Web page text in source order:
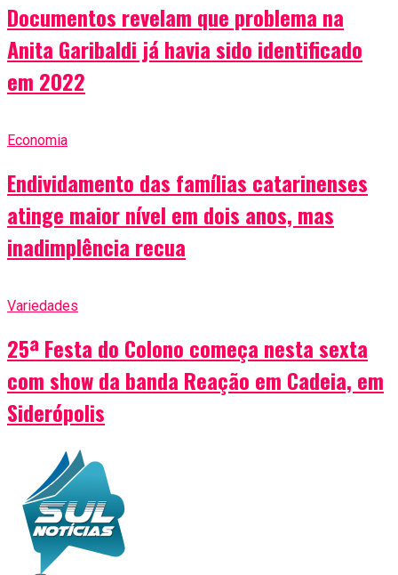
Documentos revelam que problema na
Anita Garibaldi já havia sido identificado
em 2022
Economia
Endividamento das famílias catarinenses
atinge maior nível em dois anos, mas
inadimplência recua
Variedades
25ª Festa do Colono começa nesta sexta
com show da banda Reação em Cadeia, em
Siderópolis